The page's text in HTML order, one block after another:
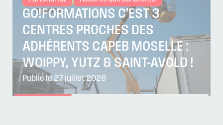
GO!FORMATIONS C’EST 3
CENTRES PROCHES DES
ADHÉRENTS CAPEB MOSELLE :
WOIPPY, YUTZ & SAINT-AVOLD !
Publié le 27 juillet 2026